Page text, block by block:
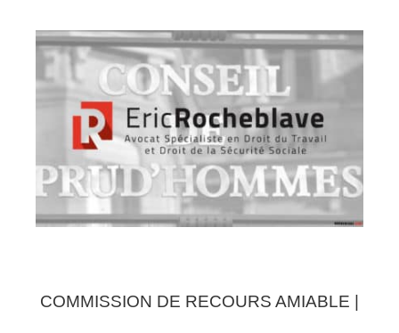
COMMISSION DE RECOURS AMIABLE |